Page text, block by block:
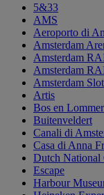
5&33
AMS
Aeroporto di
Amsterdam
Amsterdam
Amsterdam
Amsterdam
Artis
Bos en Lommer
Buitenveldert
Canali di
Casa di Anna
Dutch National
Escape
Harbour